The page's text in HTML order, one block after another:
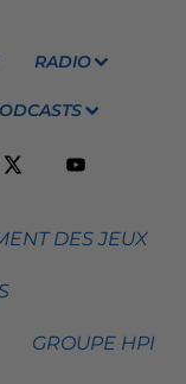
RADIO
DES JEUX
GROUPE HPI